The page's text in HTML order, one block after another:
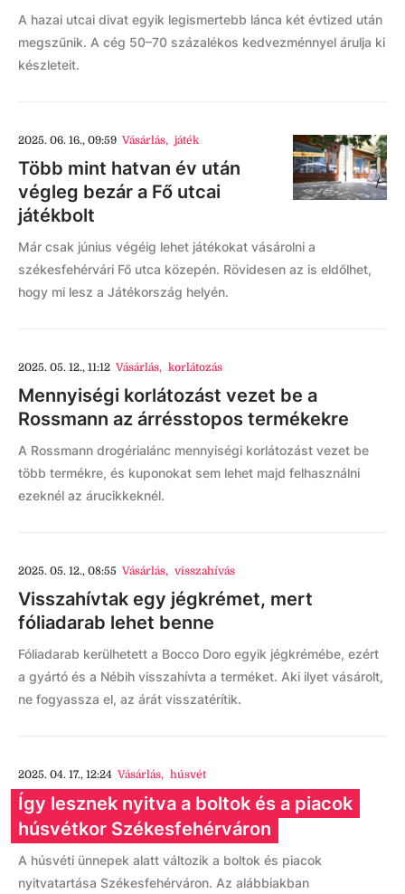
A hazai utcai divat egyik legismertebb lánca két évtized után
megszűnik. A cég 50–70 százalékos kedvezménnyel árulja ki
készleteit.
2025. 06. 16., 09:59 Vásárlás, játék
Több mint hatvan év után
végleg bezár a Fő utcai
játékbolt
Már csak június végéig lehet játékokat vásárolni a
székesfehérvári Fő utca közepén. Rövidesen az is eldőlhet,
hogy mi lesz a Játékország helyén.
2025. 05. 12., 11:12 Vásárlás, korlátozás
Mennyiségi korlátozást vezet be a
Rossmann az árrésstopos termékekre
A Rossmann drogérialánc mennyiségi korlátozást vezet be
több termékre, és kuponokat sem lehet majd felhasználni
ezeknél az árucikkeknél.
2025. 05. 12., 08:55 Vásárlás, visszahívás
Visszahívtak egy jégkrémet, mert
fóliadarab lehet benne
Fóliadarab kerülhetett a Bocco Doro egyik jégkrémébe, ezért
a gyártó és a Nébih visszahívta a terméket. Aki ilyet vásárolt,
ne fogyassza el, az árát visszatérítik.
2025. 04. 17., 12:24 Vásárlás, húsvét
Így lesznek nyitva a boltok és a piacok
húsvétkor Székesfehérváron
A húsvéti ünnepek alatt változik a boltok és piacok
nyitvatartása Székesfehérváron. Az alábbiakban